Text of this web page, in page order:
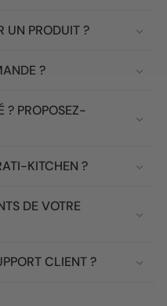
UN PRODUIT ?
?
? PROPOSEZ-
KITCHEN ?
DE VOTRE
CLIENT ?